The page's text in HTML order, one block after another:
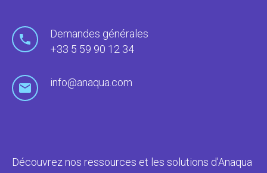
Demandes générales
+33 5 59 90 12 34
info@anaqua.com
Découvrez nos ressources et les solutions d'Anaqua